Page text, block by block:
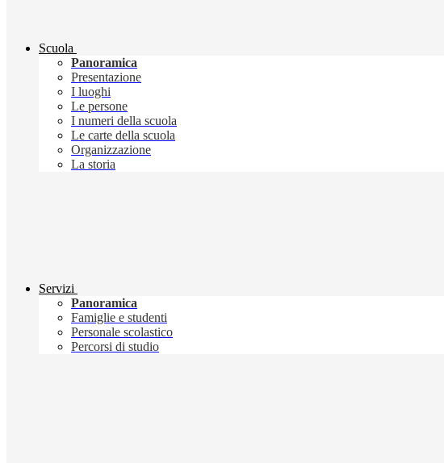
Scuola
Panoramica
Presentazione
I luoghi
Le persone
I numeri della scuola
Le carte della scuola
Organizzazione
La storia
Servizi
Panoramica
Famiglie e studenti
Personale scolastico
Percorsi di studio